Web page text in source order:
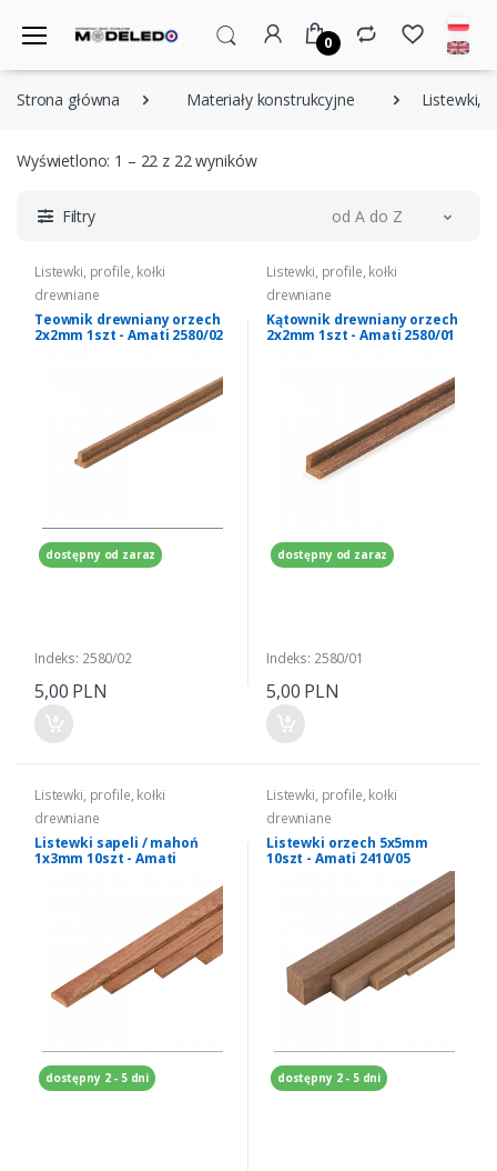
0
Strona główna Materiały konstrukcyjne Listewki,
Wyświetlono: 1 – 22 z 22 wyników
Filtry od A do Z
Listewki, profile, kołki
drewniane
Teownik drewniany orzech
2x2mm 1szt - Amati 2580/02
dostępny od zaraz
Indeks: 2580/02
5,00 PLN
Listewki, profile, kołki
drewniane
Kątownik drewniany orzech
2x2mm 1szt - Amati 2580/01
dostępny od zaraz
Indeks: 2580/01
5,00 PLN
Listewki, profile, kołki
drewniane
Listewki sapeli / mahoń
1x3mm 10szt - Amati
dostępny 2 - 5 dni
Listewki, profile, kołki
drewniane
Listewki orzech 5x5mm
10szt - Amati 2410/05
dostępny 2 - 5 dni